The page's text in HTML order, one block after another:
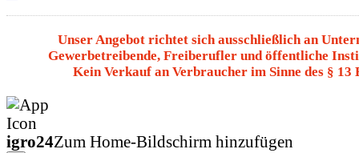
Unser Angebot richtet sich ausschließlich an
Gewerbetreibende, Freiberufler und öffentliche
Kein Verkauf an Verbraucher im Sinne des § 13
igro24Zum Home-Bildschirm hinzufügen